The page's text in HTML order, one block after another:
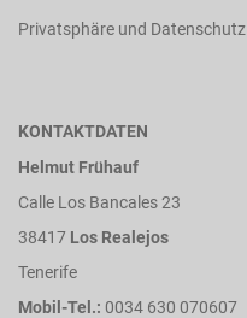
Privatsphäre und Datenschutz
KONTAKTDATEN
Helmut Frühauf
Calle Los Bancales 23
38417 Los Realejos
Tenerife
Mobil-Tel.: 0034 630 070607